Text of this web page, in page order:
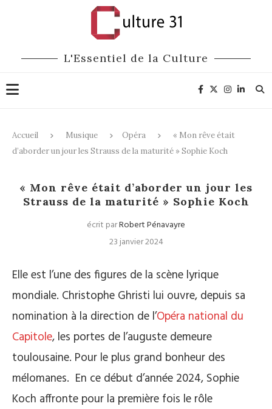
L'Essentiel de la Culture
Accueil Musique Opéra
« Mon rêve était
d’aborder un jour les Strauss de la maturité » Sophie Koch
« Mon rêve était d’aborder un jour les
Strauss de la maturité » Sophie Koch
écrit parRobert Pénavayre
23 janvier 2024
Elle est l’une des figures de la scène lyrique
mondiale. Christophe Ghristi lui ouvre, depuis sa
nomination à la direction de l’Opéra national du
Capitole, les portes de l’auguste demeure
toulousaine. Pour le plus grand bonheur des
mélomanes. En ce début d’année 2024, Sophie
Koch affronte pour la première fois le rôle